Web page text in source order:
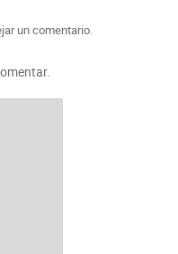
un comentario.